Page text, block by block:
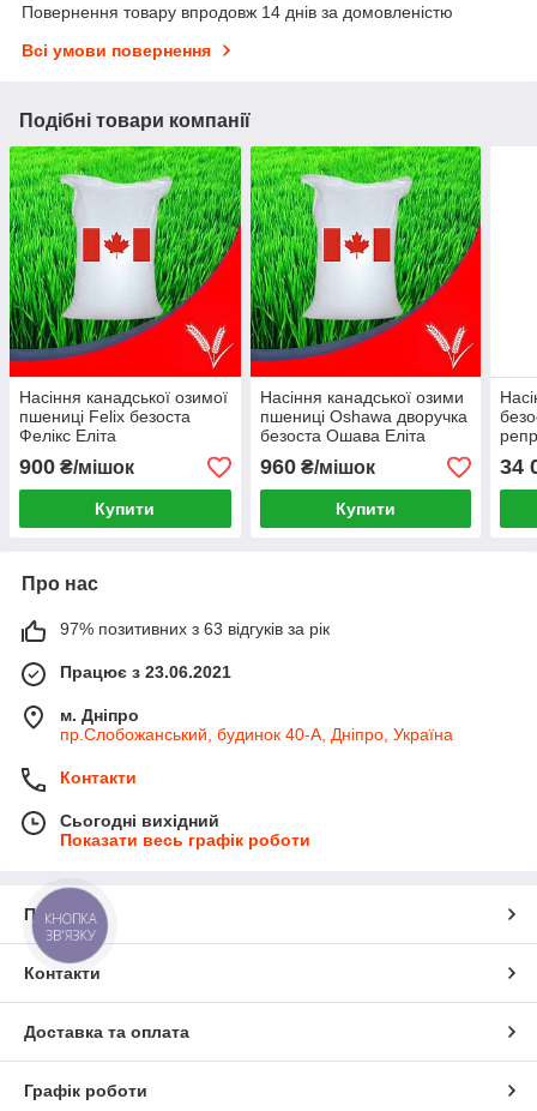
Повернення товару впродовж 14 днів за домовленістю
Всі умови повернення
Подібні товари компанії
Насіння канадської озимої
пшениці Felix безоста
Фелікс Еліта
900 ₴/мішок
Купити
Насіння канадської озими
пшениці Oshawa дворучка
безоста Ошава Еліта
мішок
960₴/мішок
Купити
34
Про нас
97% позитивних з 63 відгуків за рік
Працює з 23.06.2021
м. Дніпро
пр.Слобожанський, будинок 40-А, Дніпро, Україна
Контакти
Сьогодні вихідний
Показати весь графік роботи
Про нас
Контакти
Доставка та оплата
Графік роботи
КНОПКА
ЗВ'ЯЗКУ